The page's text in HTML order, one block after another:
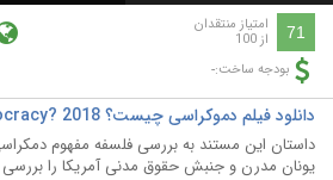
71 امتیاز منتقدان
از 100
بودجه ساخت:-
دانلود فیلم دموکراسی چیست؟ What Is Democracy? 2018
داستان این مستند به بررسی فلسفه مفهوم
یونان مدرن و جنبش حقوق مدنی آمریکا را